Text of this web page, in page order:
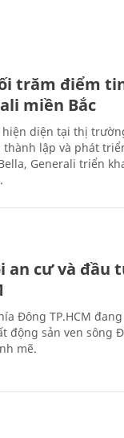
trăm điểm
miền Bắc
diện tại thị
thành lập và phát
Generali triển
an cư và đầu
Đông TP.HCM
động sản ven sông
mẽ.